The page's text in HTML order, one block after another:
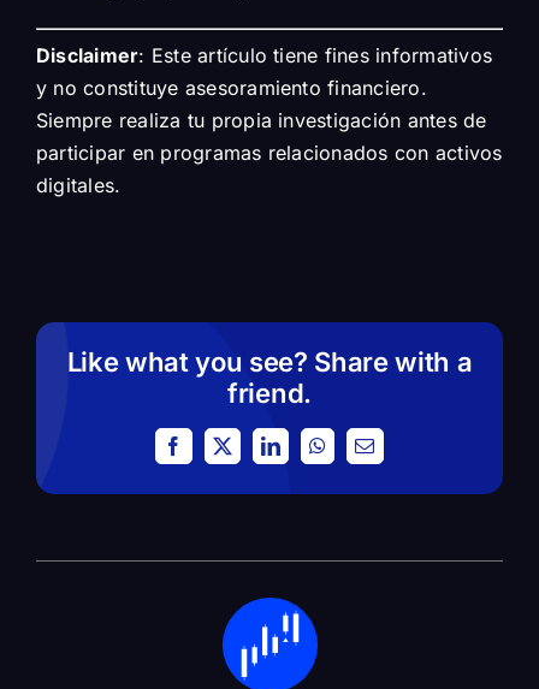
Disclaimer: Este artículo tiene fines informativos
y no constituye asesoramiento financiero.
Siempre realiza tu propia investigación antes de
participar en programas relacionados con activos
digitales.
Like what you see? Share with a
friend.
Facebook
X LinkedInWhatsApp
Email